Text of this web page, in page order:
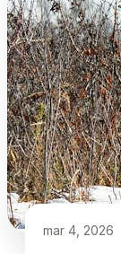
mar 4, 2026